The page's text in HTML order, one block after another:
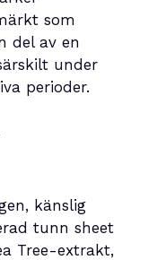
som
del av en
under
perioder.
känslig
tunn sheet
Tree-extrakt,